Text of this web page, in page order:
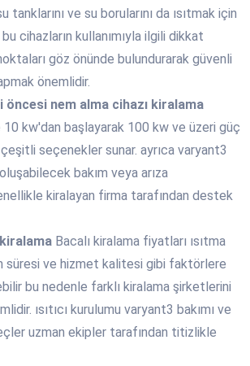
tanklarını ve su borularını da ısıtmak için
cihazların kullanımıyla ilgili dikkat
göz önünde bulundurarak güvenli
önemlidir.
öncesi nem alma cihazı kiralama
kw'dan başlayarak 100 kw ve üzeri güç
seçenekler sunar. ayrıca varyant3
bakım veya arıza
kiralayan firma tarafından destek
kiralama Bacalı kiralama fiyatları ısıtma
süresi ve hizmet kalitesi gibi faktörlere
bu nedenle farklı kiralama şirketlerini
ısıtıcı kurulumu varyant3 bakımı ve
uzman ekipler tarafından titizlikle